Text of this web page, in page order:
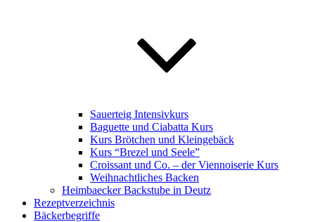
Sauerteig Intensivkurs
Baguette und Ciabatta Kurs
Kurs Brötchen und Kleingebäck
Kurs “Brezel und Seele”
Croissant und Co. – der Viennoiserie Kurs
Weihnachtliches Backen
Heimbaecker Backstube in Deutz
Rezeptverzeichnis
Bäckerbegriffe